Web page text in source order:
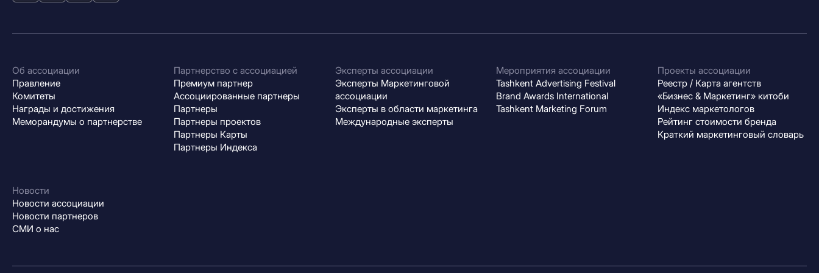
Об ассоциации
Правление
Комитеты
Награды и достижения
Меморандумы о партнерстве
Партнерство с ассоциацией
Премиум партнер
Ассоциированные партнеры
Партнеры
Партнеры проектов
Партнеры Карты
Партнеры Индекса
Эксперты ассоциации
Эксперты Маркетинговой
ассоциации
Эксперты в области маркетинга
Международные эксперты
Мероприятия ассоциации
Tashkent Advertising Festival
Brand Awards International
Tashkent Marketing Forum
Проекты ассоциации
Реестр / Карта агентств
«Бизнес & Маркетинг» китоби
Индекс маркетологов
Рейтинг стоимости бренда
Краткий маркетинговый словарь
Новости
Новости ассоциации
Новости партнеров
СМИ о нас